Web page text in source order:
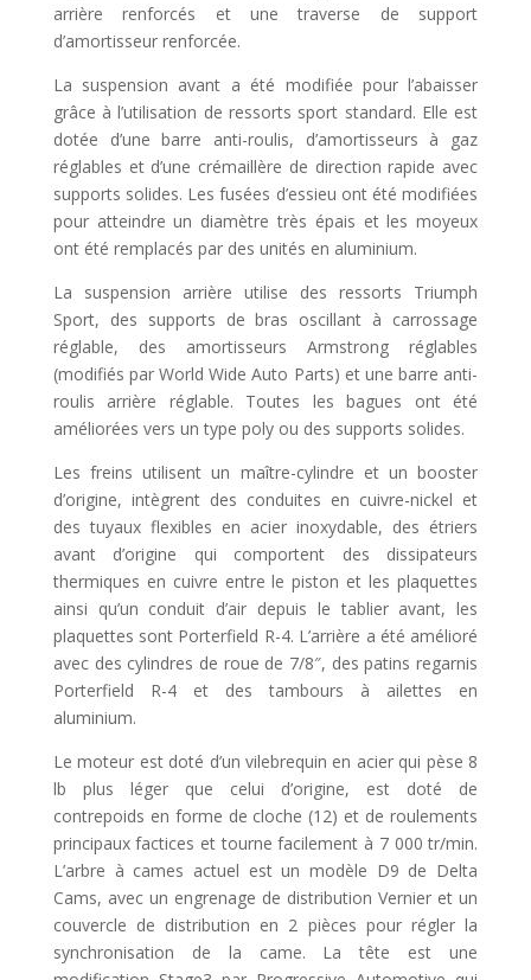
arrière renforcés et une traverse de support
d’amortisseur renforcée.
La suspension avant a été modifiée pour l’abaisser
grâce à l’utilisation de ressorts sport standard. Elle est
dotée d’une barre anti-roulis, d’amortisseurs à gaz
réglables et d’une crémaillère de direction rapide avec
supports solides. Les fusées d’essieu ont été modifiées
pour atteindre un diamètre très épais et les moyeux
ont été remplacés par des unités en aluminium.
La suspension arrière utilise des ressorts Triumph
Sport, des supports de bras oscillant à carrossage
réglable, des amortisseurs Armstrong réglables
(modifiés par World Wide Auto Parts) et une barre anti-
roulis arrière réglable. Toutes les bagues ont été
améliorées vers un type poly ou des supports solides.
Les freins utilisent un maître-cylindre et un booster
d’origine, intègrent des conduites en cuivre-nickel et
des tuyaux flexibles en acier inoxydable, des étriers
avant d’origine qui comportent des dissipateurs
thermiques en cuivre entre le piston et les plaquettes
ainsi qu’un conduit d’air depuis le tablier avant, les
plaquettes sont Porterfield R-4. L’arrière a été amélioré
avec des cylindres de roue de 7/8″, des patins regarnis
Porterfield R-4 et des tambours à ailettes en
aluminium.
Le moteur est doté d’un vilebrequin en acier qui pèse 8
lb plus léger que celui d’origine, est doté de
contrepoids en forme de cloche (12) et de roulements
principaux factices et tourne facilement à 7 000 tr/min.
L’arbre à cames actuel est un modèle D9 de Delta
Cams, avec un engrenage de distribution Vernier et un
couvercle de distribution en 2 pièces pour régler la
synchronisation de la came. La tête est une